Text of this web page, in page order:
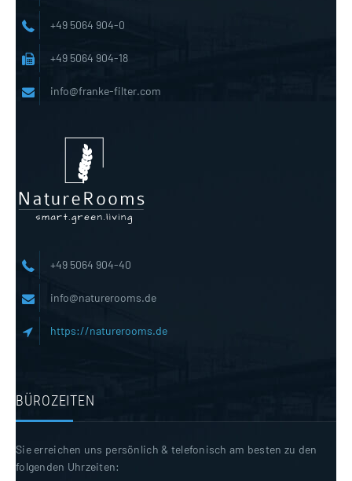
+49 5064 904-0
+49 5064 904-18
info@franke-filter.com
+49 5064 904-40
info@naturerooms.de
https://naturerooms.de
BÜROZEITEN
Sie erreichen uns persönlich & telefonisch am besten zu den
folgenden Uhrzeiten: